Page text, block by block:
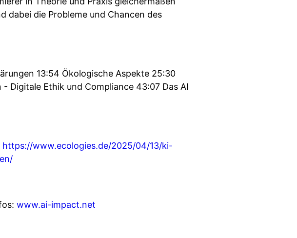
dabei die Probleme und Chancen des
13:54 Ökologische Aspekte 25:30
Digitale Ethik und Compliance 43:07 Das AI
https://www.ecologies.de/2025/04/13/ki-
www.ai-impact.net